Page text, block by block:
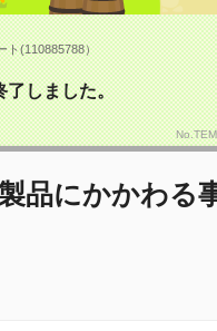
ト(110885788）
了しました。
品にかかわる